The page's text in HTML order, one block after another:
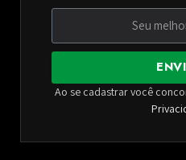
Ao se cadastrar você